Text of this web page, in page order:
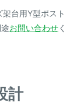
台用Y型ポスト
お問い合わせく
計